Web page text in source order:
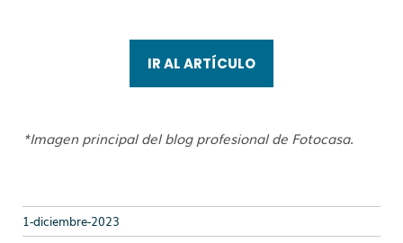
IR AL ARTÍCULO
*Imagen principal del blog profesional de Fotocasa.
1-diciembre-2023